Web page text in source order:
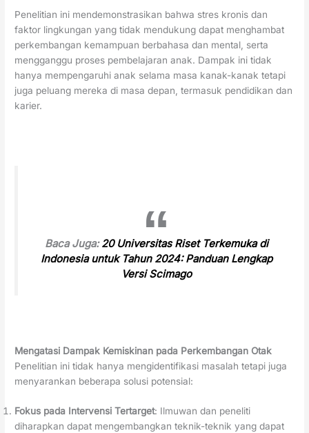
Penelitian ini mendemonstrasikan bahwa stres kronis dan
faktor lingkungan yang tidak mendukung dapat menghambat
perkembangan kemampuan berbahasa dan mental, serta
mengganggu proses pembelajaran anak. Dampak ini tidak
hanya mempengaruhi anak selama masa kanak-kanak tetapi
juga peluang mereka di masa depan, termasuk pendidikan dan
karier.
Baca Juga:20 Universitas Riset Terkemuka di
Indonesia untuk Tahun 2024: Panduan Lengkap
Versi Scimago
Mengatasi Dampak Kemiskinan pada Perkembangan Otak
Penelitian ini tidak hanya mengidentifikasi masalah tetapi juga
menyarankan beberapa solusi potensial:
Fokus pada Intervensi Tertarget: Ilmuwan dan peneliti
diharapkan dapat mengembangkan teknik-teknik yang dapat